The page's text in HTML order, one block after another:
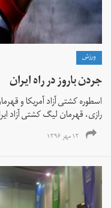
ورزش
جردن باروز در راه ایران
اسطوره کشتی آزاد آمریکا و
رازی، قهرمان لیگ کشتی آزاد
۱۲ مهر ۱۳۹۶